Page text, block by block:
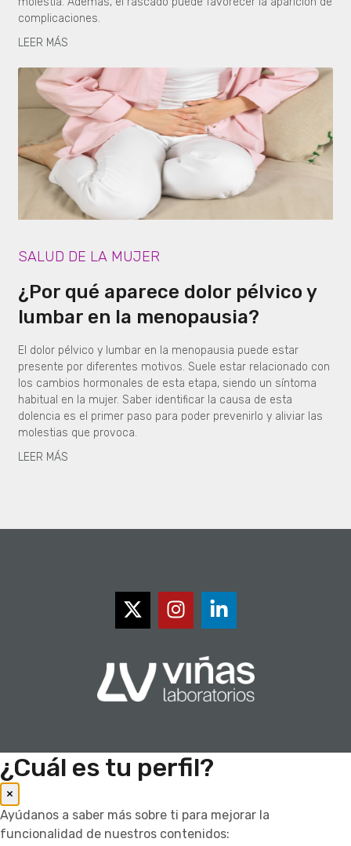
complicaciones.
LEER MÁS
SALUD DE LA MUJER
¿Por qué aparece dolor pélvico y
lumbar en la menopausia?
El dolor pélvico y lumbar en la menopausia puede estar
presente por diferentes motivos. Suele estar relacionado con
los cambios hormonales de esta etapa, siendo un síntoma
habitual en la mujer. Saber identificar la causa de esta
dolencia es el primer paso para poder prevenirlo y aliviar las
molestias que provoca.
LEER MÁS
¿Cuál es tu perfil?
×
Ayúdanos a saber más sobre ti para mejorar la
funcionalidad de nuestros contenidos: